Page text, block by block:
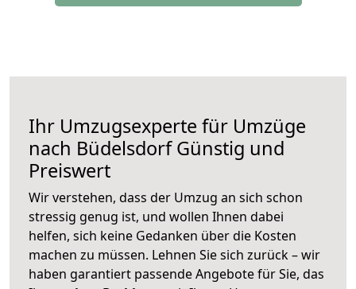
Ihr Umzugsexperte für Umzüge
nach BüdelsdorfGünstig und
Preiswert
Wir verstehen, dass der Umzug an sich schon
stressig genug ist, und wollen Ihnen dabei
helfen, sich keine Gedanken über die Kosten
machen zu müssen. Lehnen Sie sich zurück – wir
haben garantiert passende Angebote für Sie, das